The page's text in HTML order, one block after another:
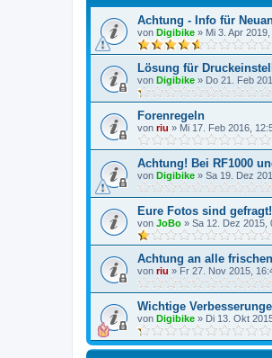
Achtung - Info für
von Digibike » Mi 3. Apr
Lösung für
von Digibike » Do 21. Feb
Forenregeln
von riu » Mi 17. Feb 2016,
Achtung! Bei RF1000
von Digibike » Sa 19. Dez
Eure Fotos sind
von JoBo » Sa 12. Dez 2015,
Achtung an alle
von riu » Fr 27. Nov 2015,
Wichtige
von Digibike » Di 13. Okt